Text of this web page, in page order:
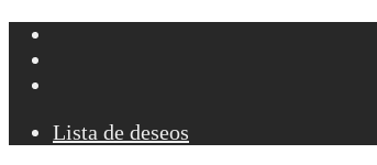
Lista de deseos